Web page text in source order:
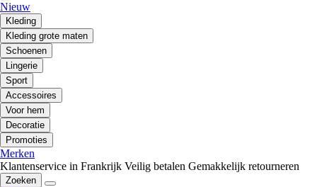
Nieuw
Kleding
Kleding grote maten
Schoenen
Lingerie
Sport
Accessoires
Voor hem
Decoratie
Promoties
Merken
Klantenservice in Frankrijk Veilig betalen Gemakkelijk retourneren
Zoeken